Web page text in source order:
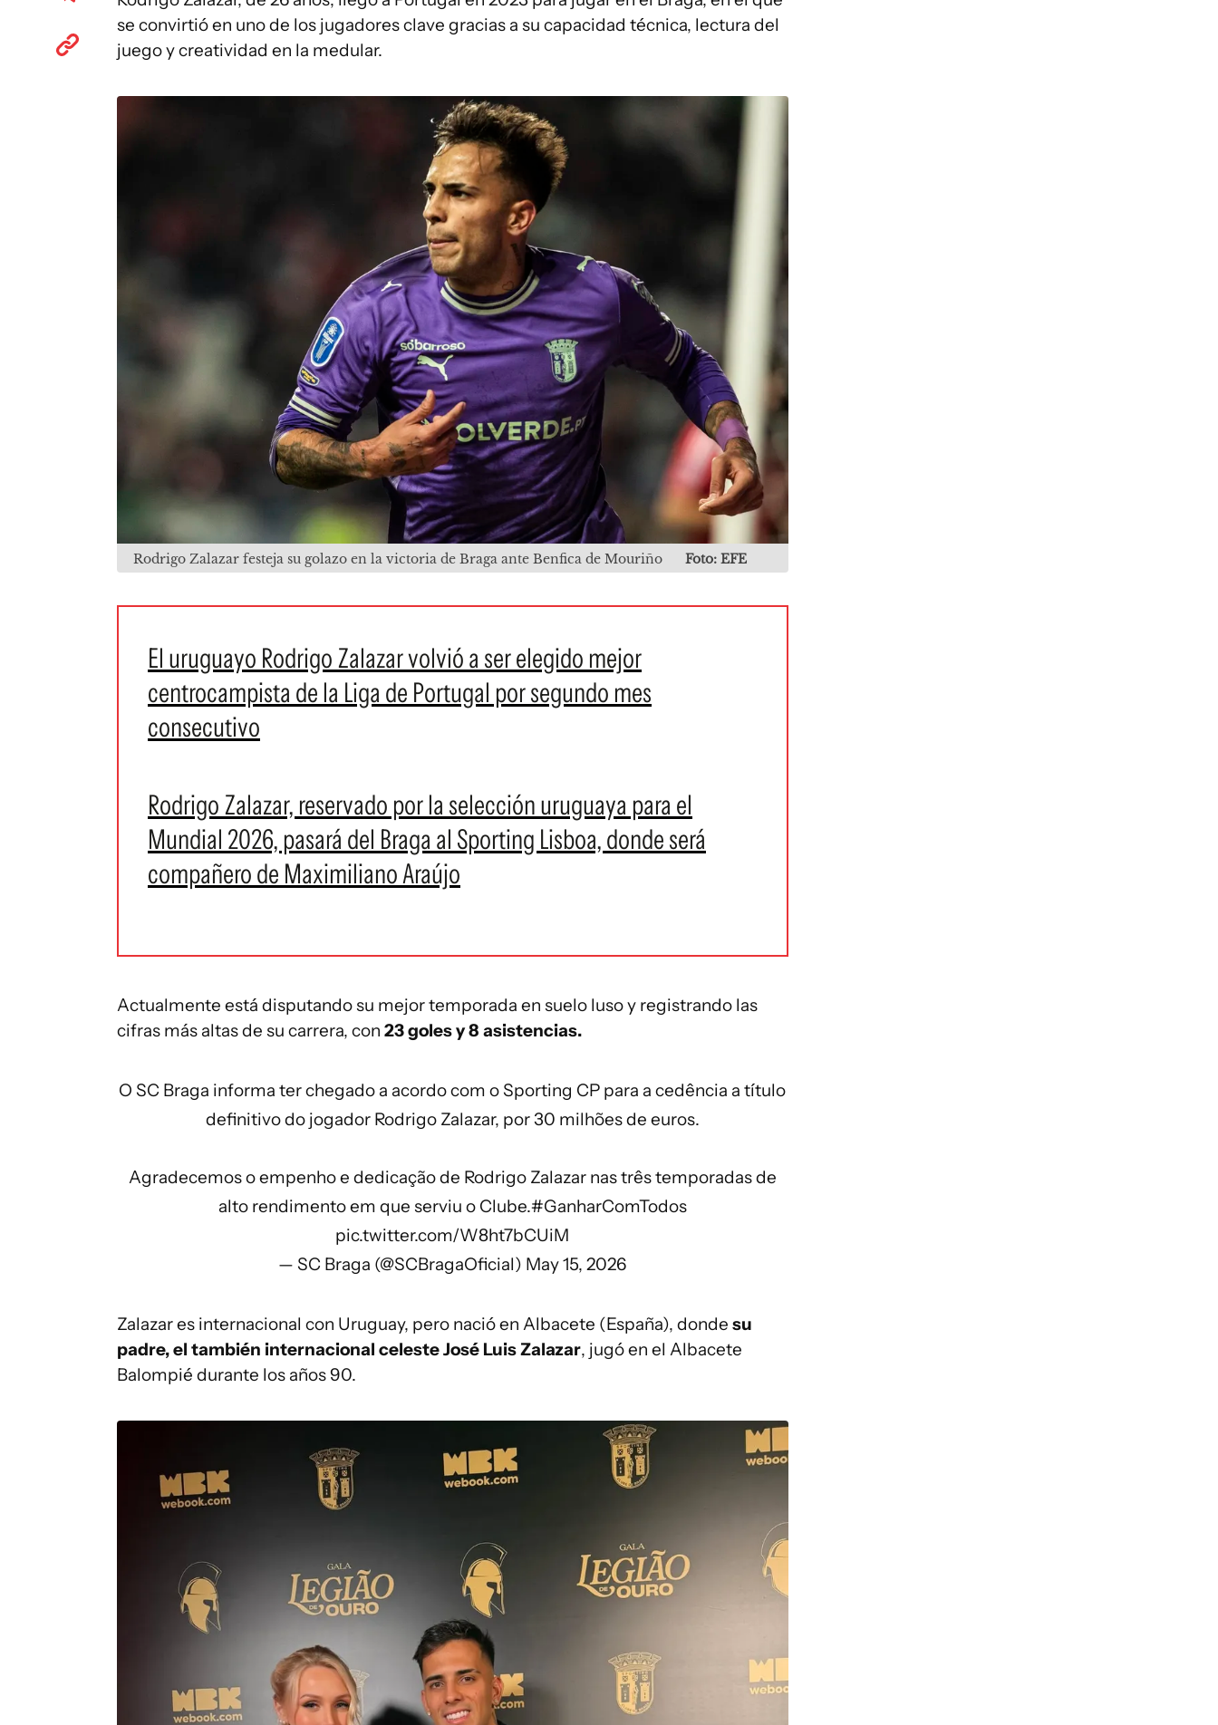
se convirtió en uno de los jugadores clave gracias a su capacidad técnica, lectura del
juego y creatividad en la medular.
Rodrigo Zalazar festeja su golazo en la victoria de Braga ante Benfica de Mouriño Foto: EFE
El uruguayo Rodrigo Zalazar volvió a ser elegido mejor
centrocampista de la Liga de Portugal por segundo mes
consecutivo
Rodrigo Zalazar, reservado por la selección uruguaya para el
Mundial 2026, pasará del Braga al Sporting Lisboa, donde será
compañero de Maximiliano Araújo
Actualmente está disputando su mejor temporada en suelo luso y registrando las
cifras más altas de su carrera, con 23 goles y 8 asistencias.
O SC Braga informa ter chegado a acordo com o Sporting CP para a cedência a título
definitivo do jogador Rodrigo Zalazar, por 30 milhões de euros.
Agradecemos o empenho e dedicação de Rodrigo Zalazar nas três temporadas de
alto rendimento em que serviu o Clube.#GanharComTodos
pic.twitter.com/W8ht7bCUiM
— SC Braga (@SCBragaOficial) May 15, 2026
Zalazar es internacional con Uruguay, pero nació en Albacete (España), donde su
padre, el también internacional celeste José Luis Zalazar, jugó en el Albacete
Balompié durante los años 90.